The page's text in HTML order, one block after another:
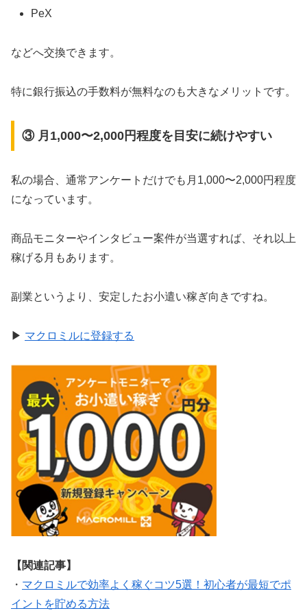
PeX
などへ交換できます。
特に銀行振込の手数料が無料なのも大きなメリットです。
③ 月1,000〜2,000円程度を目安に続けやすい
私の場合、通常アンケートだけでも月1,000〜2,000円程度
になっています。
商品モニターやインタビュー案件が当選すれば、それ以上
稼げる月もあります。
副業というより、安定したお小遣い稼ぎ向きですね。
▶ マクロミルに登録する
【関連記事】
・ マクロミルで効率よく稼ぐコツ5選！初心者が最短でポ
イントを貯める方法